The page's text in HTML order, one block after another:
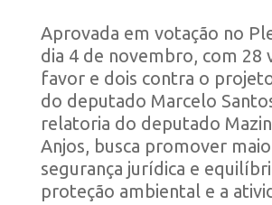
Aprovada em votação no
dia 4 de novembro, com 28
favor e dois contra o
do deputado Marcelo
relatoria do deputado
Anjos, busca promover
segurança jurídica e
proteção ambiental e a